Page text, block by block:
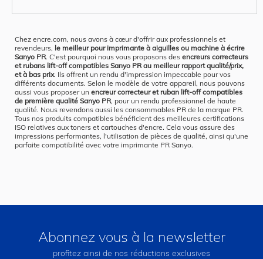
Chez encre.com, nous avons à cœur d'offrir aux professionnels et
revendeurs, le meilleur pour imprimante à aiguilles ou machine à écrire
Sanyo PR. C'est pourquoi nous vous proposons des encreurs correcteurs
et rubans lift-off compatibles Sanyo PR au meilleur rapport qualité/prix,
et à bas prix. Ils offrent un rendu d'impression impeccable pour vos
différents documents. Selon le modèle de votre appareil, nous pouvons
aussi vous proposer un encreur correcteur et ruban lift-off compatibles
de première qualité Sanyo PR, pour un rendu professionnel de haute
qualité. Nous revendons aussi les consommables PR de la marque PR.
Tous nos produits compatibles bénéficient des meilleures certifications
ISO relatives aux toners et cartouches d'encre. Cela vous assure des
impressions performantes, l'utilisation de pièces de qualité, ainsi qu'une
parfaite compatibilité avec votre imprimante PR Sanyo.
Abonnez vous à la newsletter
profitez ainsi de nos réductions exclusives